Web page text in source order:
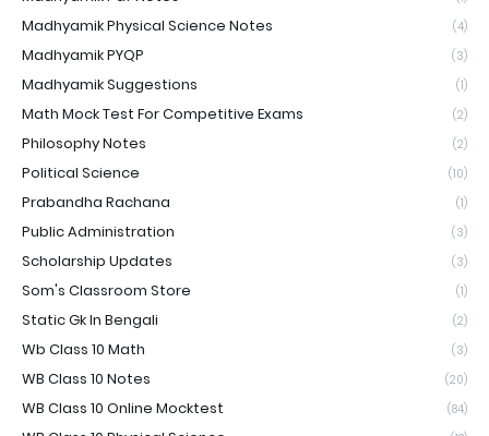
Madhyamik Physical Science Notes (4)
Madhyamik PYQP (3)
Madhyamik Suggestions (1)
Math Mock Test For Competitive Exams (2)
Philosophy Notes (2)
Political Science (10)
Prabandha Rachana (1)
Public Administration (3)
Scholarship Updates (3)
Som's Classroom Store (1)
Static Gk In Bengali (2)
Wb Class 10 Math (3)
WB Class 10 Notes (20)
WB Class 10 Online Mocktest (84)